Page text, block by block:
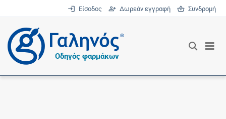
Είσοδος Δωρεάν εγγραφή Συνδρομή
®
Οδηγός φαρμάκων